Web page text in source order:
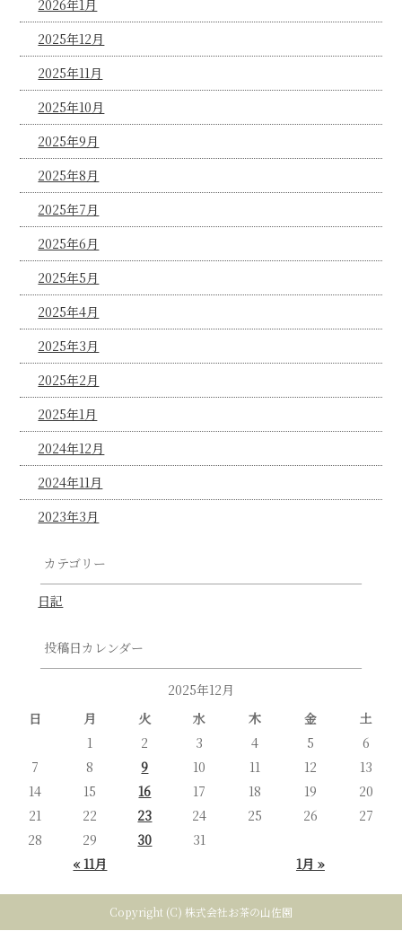
2026年1月
2025年12月
2025年11月
2025年10月
2025年9月
2025年8月
2025年7月
2025年6月
2025年5月
2025年4月
2025年3月
2025年2月
2025年1月
2024年12月
2024年11月
2023年3月
カテゴリー
日記
投稿日カレンダー
2025年12月
日
月 火 水 木 金 土
« 11月 1月 »
1 2 3 4 5
6
7
8 9 10 11 12
13
14
15 16 17 18 19
20
21
22 23 24 25 26
27
28
29 30 31
Copyright (C) 株式会社お茶の山佐園